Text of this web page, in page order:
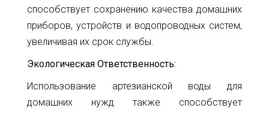
способствует сохранению качества домашних
приборов, устройств и водопроводных систем,
увеличивая их срок службы.
Экологическая Ответственность:
Использование артезианской воды для
домашних нужд также способствует